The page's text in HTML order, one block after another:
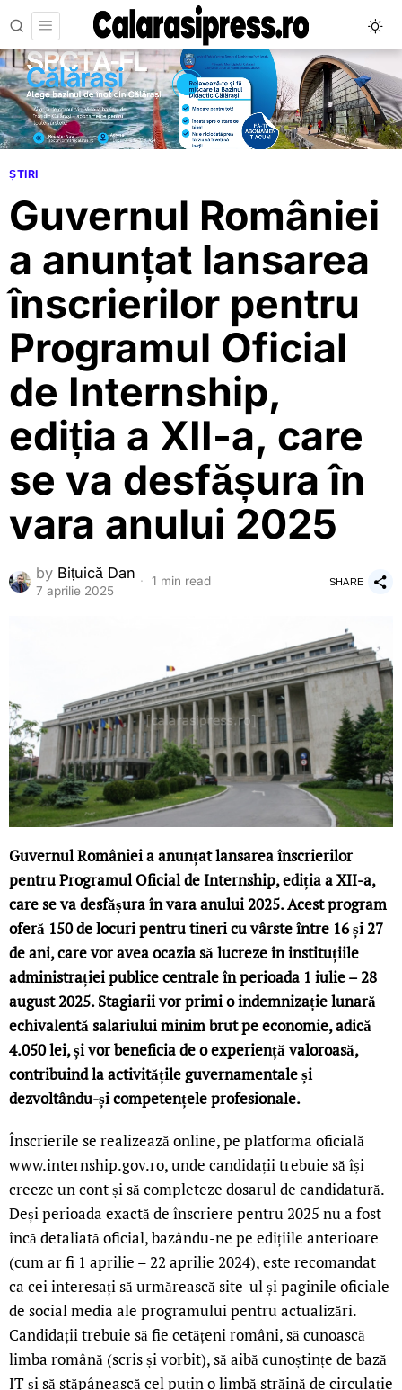
ȘTIRI
Guvernul României
a anunțat lansarea
înscrierilor pentru
Programul Oficial
de Internship,
ediția a XII-a, care
se va desfășura în
vara anului 2025
by Bițuică Dan
7 aprilie 2025
1 min read SHARE
Guvernul României a anunțat lansarea înscrierilor
pentru Programul Oficial de Internship, ediția a XII-a,
care se va desfășura în vara anului 2025. Acest program
oferă 150 de locuri pentru tineri cu vârste între 16 și 27
de ani, care vor avea ocazia să lucreze în instituțiile
administrației publice centrale în perioada 1 iulie – 28
august 2025. Stagiarii vor primi o indemnizație lunară
echivalentă salariului minim brut pe economie, adică
4.050 lei, și vor beneficia de o experiență valoroasă,
contribuind la activitățile guvernamentale și
dezvoltându-și competențele profesionale.
Înscrierile se realizează online, pe platforma oficială
www.internship.gov.ro, unde candidații trebuie să își
creeze un cont și să completeze dosarul de candidatură.
Deși perioada exactă de înscriere pentru 2025 nu a fost
încă detaliată oficial, bazându-ne pe edițiile anterioare
(cum ar fi 1 aprilie – 22 aprilie 2024), este recomandat
ca cei interesați să urmărească site-ul și paginile oficiale
de social media ale programului pentru actualizări.
Candidații trebuie să fie cetățeni români, să cunoască
limba română (scris și vorbit), să aibă cunoștințe de bază
IT și să stăpânească cel puțin o limbă străină de circulație